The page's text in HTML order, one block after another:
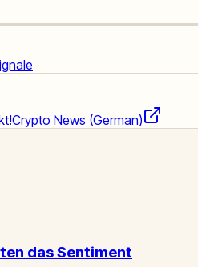
Crypto News (German)
das Sentiment